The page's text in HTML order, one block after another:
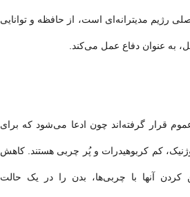
رژیم مدیترانه‌ای است، از حافظه و توانایی
به عنوان دفاع عمل می‌کند.
قرار گرفته‌اند چون ادعا می‌شود که برای
کم کربوهیدرات و پُر چربی هستند. کاهش
آنها با چربی‌ها، بدن را در یک حالت